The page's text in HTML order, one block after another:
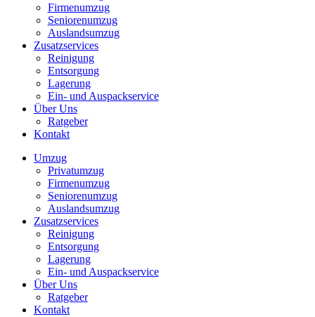
Firmenumzug
Seniorenumzug
Auslandsumzug
Zusatzservices
Reinigung
Entsorgung
Lagerung
Ein- und Auspackservice
Über Uns
Ratgeber
Kontakt
Umzug
Privatumzug
Firmenumzug
Seniorenumzug
Auslandsumzug
Zusatzservices
Reinigung
Entsorgung
Lagerung
Ein- und Auspackservice
Über Uns
Ratgeber
Kontakt